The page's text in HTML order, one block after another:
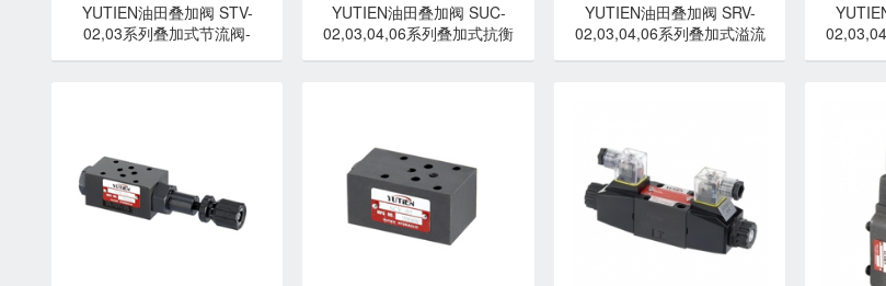
YUTIEN油田叠加阀 STV-
02,03系列叠加式节流阀-
YUTIEN油田叠加阀 SUC-
02,03,04,06系列叠加式抗衡
YUTIEN油田叠加阀 SRV-
02,03,04,06系列叠加式溢流